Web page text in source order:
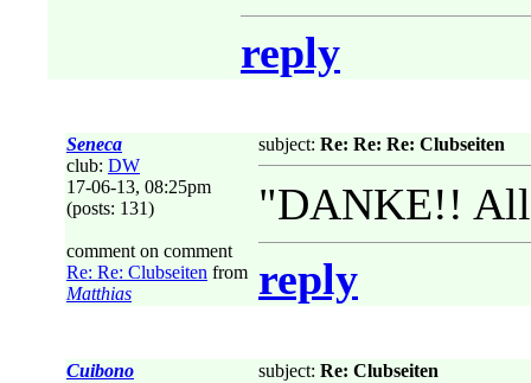
reply
Seneca
club: DW
17-06-13, 08:25pm
(posts: 131)
comment on comment
Re: Re: Clubseiten from
Matthias
subject: Re: Re: Re: Clubseiten
"DANKE!!
reply
Cuibono subject: Re: Clubseiten